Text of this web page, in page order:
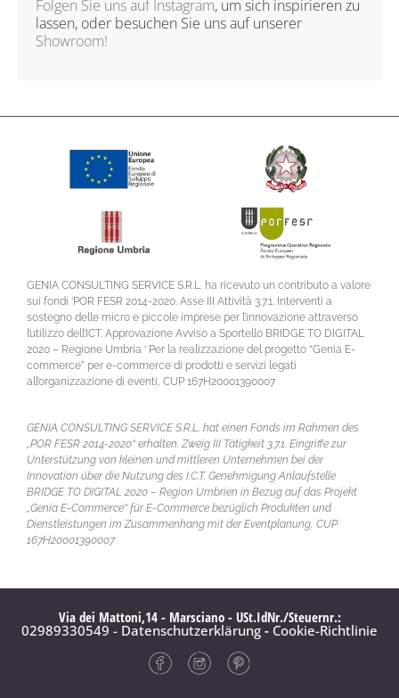
Folgen Sie uns aufInstagram, um sich inspirieren zu
lassen, oder besuchen Sie uns auf unserer
Showroom!
GENIA CONSULTING SERVICE S.R.L. ha ricevuto un contributo a valore
sui fondi ‘POR FESR 2014-2020. Asse III Attività 3.7.1. Interventi a
sostegno delle micro e piccole imprese per l’innovazione attraverso
l’utilizzo dell’ICT. Approvazione Avviso a Sportello BRIDGE TO DIGITAL
2020 – Regione Umbria ‘ Per la realizzazione del progetto “Genia E-
commerce” per e-commerce di prodotti e servizi legati
all’organizzazione di eventi, CUP 167H20001390007
GENIA CONSULTING SERVICE S.R.L. hat einen Fonds im Rahmen des
„POR FESR 2014-2020“ erhalten. Zweig III Tätigkeit 3.7.1. Eingriffe zur
Unterstützung von kleinen und mittleren Unternehmen bei der
Innovation über die Nutzung des I.C.T. Genehmigung Anlaufstelle
BRIDGE TO DIGITAL 2020 – Region Umbrien in Bezug auf das Projekt
„Genia E-Commerce“ für E-Commerce bezüglich Produkten und
Dienstleistungen im Zusammenhang mit der Eventplanung, CUP
167H20001390007
Via dei Mattoni,14 - Marsciano - USt.IdNr./Steuernr.:
02989330549 - Datenschutzerklärung - Cookie-Richtlinie